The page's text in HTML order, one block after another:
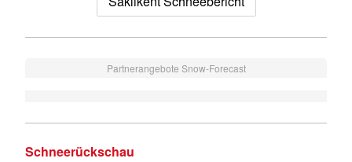
Partnerangebote Snow-Forecast
Schneerückschau